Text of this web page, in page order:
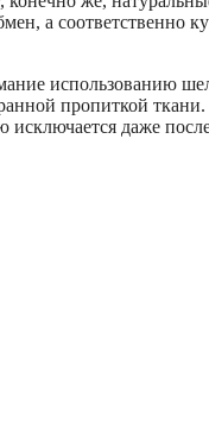
а соответственно
использованию
пропиткой
даже